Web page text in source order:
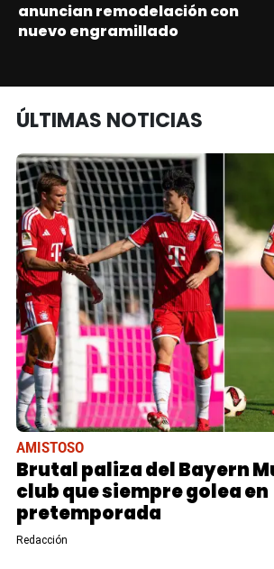
anuncian remodelación con
nuevo engramillado
ÚLTIMAS NOTICIAS
AMISTOSO
Brutal paliza del Bayern
club que siempre golea en
pretemporada
Redacción